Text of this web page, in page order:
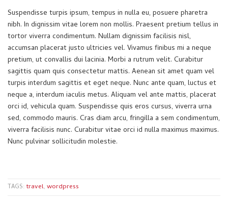
Suspendisse turpis ipsum, tempus in nulla eu, posuere pharetra
nibh. In dignissim vitae lorem non mollis. Praesent pretium tellus in
tortor viverra condimentum. Nullam dignissim facilisis nisl,
accumsan placerat justo ultricies vel. Vivamus finibus mi a neque
pretium, ut convallis dui lacinia. Morbi a rutrum velit. Curabitur
sagittis quam quis consectetur mattis. Aenean sit amet quam vel
turpis interdum sagittis et eget neque. Nunc ante quam, luctus et
neque a, interdum iaculis metus. Aliquam vel ante mattis, placerat
orci id, vehicula quam. Suspendisse quis eros cursus, viverra urna
sed, commodo mauris. Cras diam arcu, fringilla a sem condimentum,
viverra facilisis nunc. Curabitur vitae orci id nulla maximus maximus.
Nunc pulvinar sollicitudin molestie.
TAGS:travel, wordpress